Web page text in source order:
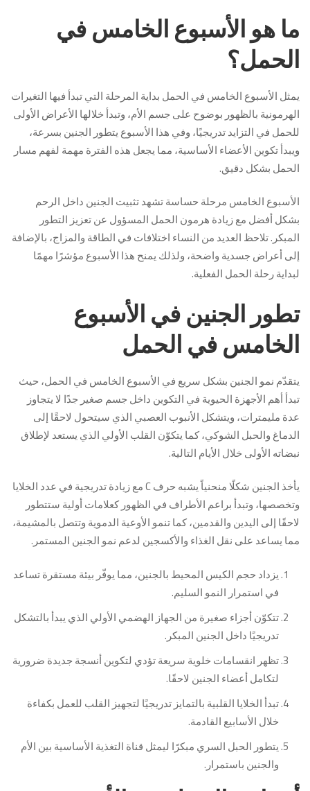
ما هو الأسبوع الخامس في
الحمل؟
يمثل الأسبوع الخامس في الحمل بداية المرحلة التي تبدأ فيها التغيرات
الهرمونية بالظهور بوضوح على جسم الأم، وتبدأ خلالها الأعراض الأولى
للحمل في التزايد تدريجيًا، وفي هذا الأسبوع يتطور الجنين بسرعة،
ويبدأ تكوين الأعضاء الأساسية، مما يجعل هذه الفترة مهمة لفهم مسار
الحمل بشكل دقيق.
الأسبوع الخامس مرحلة حساسة تشهد تثبيت الجنين داخل الرحم
بشكل أفضل مع زيادة هرمون الحمل المسؤول عن تعزيز التطور
المبكر. تلاحظ العديد من النساء اختلافات في الطاقة والمزاج، بالإضافة
إلى أعراض جسدية واضحة، ولذلك يمنح هذا الأسبوع مؤشرًا مهمًا
لبداية رحلة الحمل الفعلية.
تطور الجنين في الأسبوع
الخامس في الحمل
يتقدّم نمو الجنين بشكل سريع في الأسبوع الخامس في الحمل، حيث
تبدأ أهم الأجهزة الحيوية في التكوين داخل جسم صغير جدًا لا يتجاوز
عدة مليمترات، ويتشكل الأنبوب العصبي الذي سيتحول لاحقًا إلى
الدماغ والحبل الشوكي، كما يتكوّن القلب الأولي الذي يستعد لإطلاق
نبضاته الأولى خلال الأيام التالية.
يأخذ الجنين شكلًا منحنياً يشبه حرف C مع زيادة تدريجية في عدد الخلايا
وتخصصها، وتبدأ براعم الأطراف في الظهور كعلامات أولية ستتطور
لاحقًا إلى اليدين والقدمين، كما تنمو الأوعية الدموية وتتصل بالمشيمة،
مما يساعد على نقل الغذاء والأكسجين لدعم نمو الجنين المستمر.
يزداد حجم الكيس المحيط بالجنين، مما يوفّر بيئة مستقرة تساعد
في استمرار النمو السليم.
تتكوّن أجزاء صغيرة من الجهاز الهضمي الأولي الذي يبدأ بالتشكل
تدريجيًا داخل الجنين المبكر.
تظهر انقسامات خلوية سريعة تؤدي لتكوين أنسجة جديدة ضرورية
لتكامل أعضاء الجنين لاحقًا.
تبدأ الخلايا القلبية بالتمايز تدريجيًا لتجهيز القلب للعمل بكفاءة
خلال الأسابيع القادمة.
يتطور الحبل السري مبكرًا ليمثل قناة التغذية الأساسية بين الأم
والجنين باستمرار.